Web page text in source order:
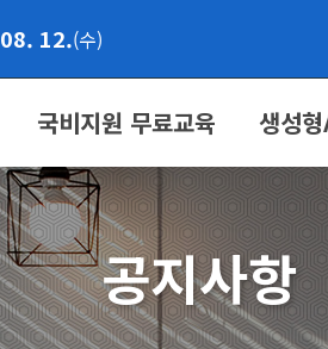
08. 12.(수)
국비지원 무료교육 생성
공지사항